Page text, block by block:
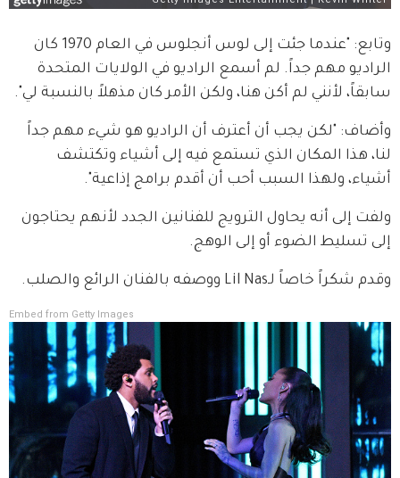
وتابع: "عندما جئت إلى لوس أنجلوس في العام 1970 كان
الراديو مهم جداً. لم أسمع الراديو في الولايات المتحدة
سابقاً، لأنني لم أكن هنا، ولكن الأمر كان مذهلاً بالنسبة لي".
وأضاف: "لكن يجب أن أعترف أن الراديو هو شيء مهم جداً
لنا، هذا المكان الذي تستمع فيه إلى أشياء وتكتشف
أشياء، ولهذا السبب أحب أن أقدم برامج إذاعية".
ولفت إلى أنه يحاول الترويج للفنانين الجدد لأنهم يحتاجون
إلى تسليط الضوء أو إلى الوهج.
وقدم شكراً خاصاً لـLil Nas ووصفه بالفنان الرائع والصلب.
Embed from Getty Images